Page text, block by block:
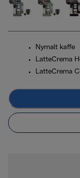
Nymalt kaffe
LatteCrema
LatteCrema